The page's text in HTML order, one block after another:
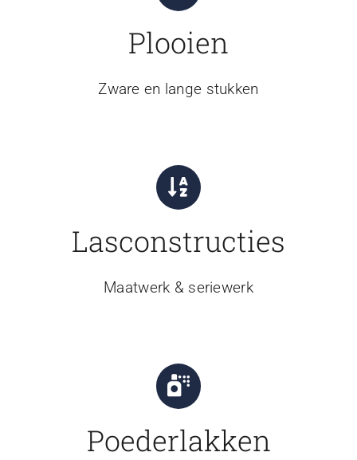
Plooien
Zware en lange stukken
Lasconstructies
Maatwerk & seriewerk
Poederlakken